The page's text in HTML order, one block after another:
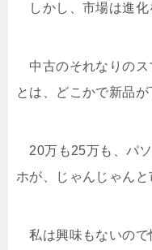
しかし、市場は進化
中古のそれなりのス
とは、どこかで新品が
20万も25万も、パ
ホが、じゃんじゃんと
私は興味もないので